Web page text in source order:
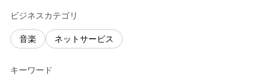
ビジネスカテゴリ
音楽 ネットサービス
キーワード